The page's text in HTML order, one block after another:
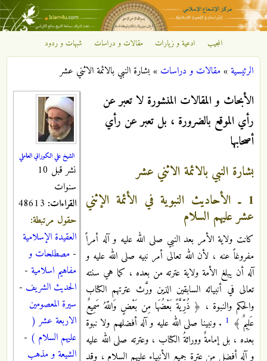
تجاوز إلى المحتوى الرئيسي
مركز
الإشعاع
الإسلامي
المجيب ادعية و زيارات مقالات و دراسات شبهات و ردود
أنت هنا
الرئيسية»مقالات و دراسات »بشارة النبي بالائمة الاثني عشر
الشيخ علي الكوراني العاملي
نشر قبل 10
سنوات
القراءات:
حقول مرتبطة:
العقيدة الإسلامية
- مصطلحات و
مفاهيم اسلامية -
الحديث الشريف -
سيرة المعصومين
الاربعة عشر (
عليهم السلام ) -
الشيعة و مذهب
الأبحاث و المقالات المنشورة لا تعبر عن
رأي الموقع بالضرورة ، بل تعبر عن رأي
أصحابها
بشارة النبي بالائمة الاثني عشر
1 ـ الأحاديث النبوية في الأئمة الإثني
عشر عليهم السلام
كانت ولاية الأمر بعد النبي صلى الله عليه و آله أمراً
مفروغاً عنه ، لأن الله تعالى أمر نبيه صلى الله عليه و
آله أن يبلغ الأمة ولاية عترته من بعده ، كما هي سنته
تعالى في أنبيائه السابقين الذين ورَّث عترتهم الكتاب
والحكم والنبوة ، ﴿ ذُرِّيَّةً بَعْضُهَا مِن بَعْضٍ وَاللّهُ سَمِيعٌ
عَلِيمٌ ﴾ 1 . ونبينا صلى الله عليه و آله أفضلهم ولا نبوة
بعده ، بل إمامةٌ ووراثةُ الكتاب ، وعترته صلى الله عليه
و آله أفضل من عترة جميع الأنبياء عليهم السلام ، وقد